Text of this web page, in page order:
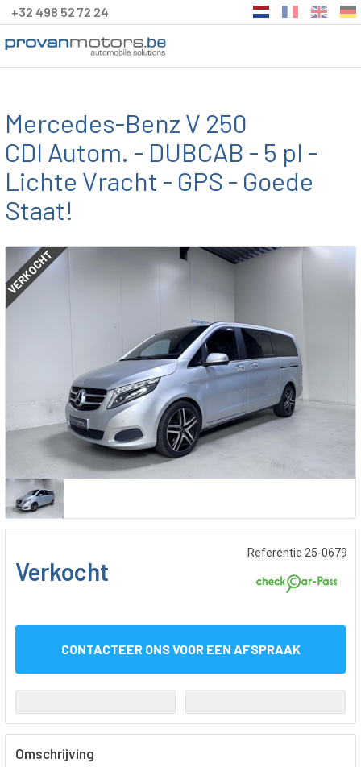
+32 498 52 72 24
Mercedes-Benz V 250
CDI Autom. - DUBCAB - 5 pl -
Lichte Vracht - GPS - Goede
Staat!
VERKOCHT
Referentie 25-0679
Verkocht
CONTACTEER ONS VOOR EEN AFSPRAAK
Omschrijving